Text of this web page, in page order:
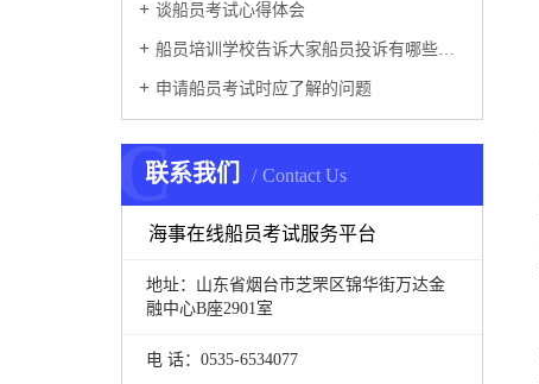
谈船员考试心得体会
船员培训学校告诉大家船员投诉有哪些途径？
申请船员考试时应了解的问题
联系我们 Contact Us
C
海事在线船员考试服务平台
地址：山东省烟台市芝罘区锦华街万达金
融中心B座2901室
电 话：0535-6534077